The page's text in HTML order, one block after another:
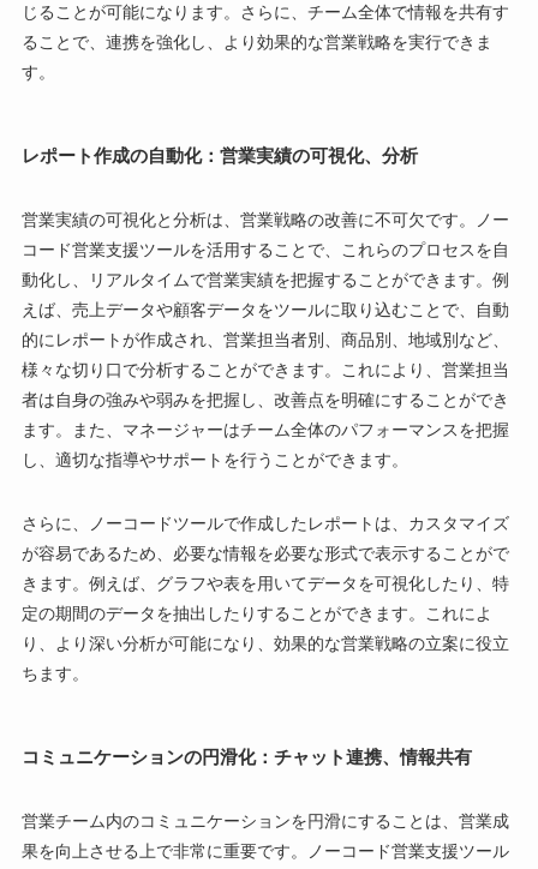
じることが可能になります。さらに、チーム全体で情報を共有す
ることで、連携を強化し、より効果的な営業戦略を実行できま
す。
レポート作成の自動化：営業実績の可視化、分析
営業実績の可視化と分析は、営業戦略の改善に不可欠です。ノー
コード営業支援ツールを活用することで、これらのプロセスを自
動化し、リアルタイムで営業実績を把握することができます。例
えば、売上データや顧客データをツールに取り込むことで、自動
的にレポートが作成され、営業担当者別、商品別、地域別など、
様々な切り口で分析することができます。これにより、営業担当
者は自身の強みや弱みを把握し、改善点を明確にすることができ
ます。また、マネージャーはチーム全体のパフォーマンスを把握
し、適切な指導やサポートを行うことができます。
さらに、ノーコードツールで作成したレポートは、カスタマイズ
が容易であるため、必要な情報を必要な形式で表示することがで
きます。例えば、グラフや表を用いてデータを可視化したり、特
定の期間のデータを抽出したりすることができます。これによ
り、より深い分析が可能になり、効果的な営業戦略の立案に役立
ちます。
コミュニケーションの円滑化：チャット連携、情報共有
営業チーム内のコミュニケーションを円滑にすることは、営業成
果を向上させる上で非常に重要です。ノーコード営業支援ツール